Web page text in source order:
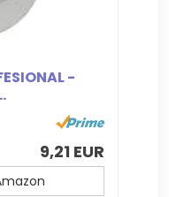
-
9,21 EUR